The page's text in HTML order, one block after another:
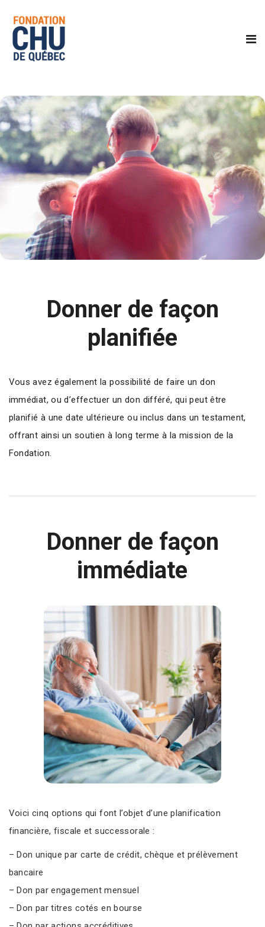
Donner de façon
planifiée
Vous avez également la possibilité de faire un don
immédiat, ou d’effectuer un don différé, qui peut être
planifié à une date ultérieure ou inclus dans un testament,
offrant ainsi un soutien à long terme à la mission de la
Fondation.
Donner de façon
immédiate
Voici cinq options qui font l’objet d’une planification
financière, fiscale et successorale :
– Don unique par carte de crédit, chèque et prélèvement
bancaire
– Don par engagement mensuel
– Don par titres cotés en bourse